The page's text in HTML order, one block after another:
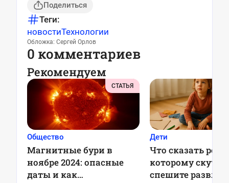
Поделиться
Теги:
новостиТехнологии
Обложка: Сергей Орлов
0 комментариев
Рекомендуем
СТАТЬЯ
Общество
Магнитные бури в
ноябре 2024: опасные
даты и как
Дети
Что сказать
которому
спешите